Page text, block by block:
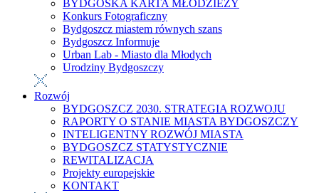
BYDGOSKA KARTA MŁODZIEŻY
Konkurs Fotograficzny
Bydgoszcz miastem równych szans
Bydgoszcz Informuje
Urban Lab - Miasto dla Młodych
Urodziny Bydgoszczy
Rozwój
BYDGOSZCZ 2030. STRATEGIA ROZWOJU
RAPORTY O STANIE MIASTA BYDGOSZCZY
INTELIGENTNY ROZWÓJ MIASTA
BYDGOSZCZ STATYSTYCZNIE
REWITALIZACJA
Projekty europejskie
KONTAKT